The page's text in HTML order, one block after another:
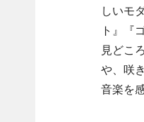
しいモ
ト』『
見どこ
や、咲
音楽を